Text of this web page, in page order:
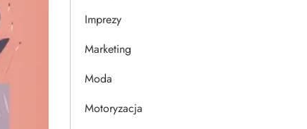
Imprezy
Marketing
Moda
Motoryzacja